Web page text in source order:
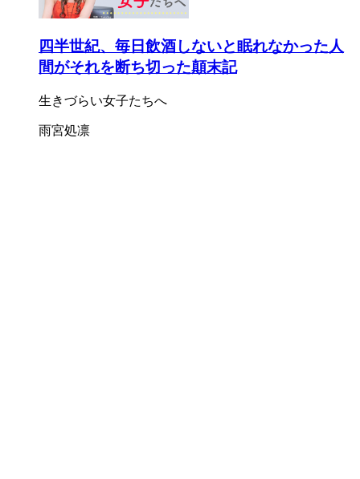
四半世紀、毎日飲酒しないと眠れなかった人
間がそれを断ち切った顛末記
生きづらい女子たちへ
雨宮処凛